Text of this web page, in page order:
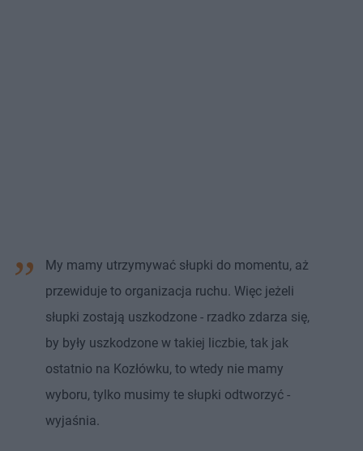
My mamy utrzymywać słupki do momentu, aż
przewiduje to organizacja ruchu. Więc jeżeli
słupki zostają uszkodzone - rzadko zdarza się,
by były uszkodzone w takiej liczbie, tak jak
ostatnio na Kozłówku, to wtedy nie mamy
wyboru, tylko musimy te słupki odtworzyć -
wyjaśnia.